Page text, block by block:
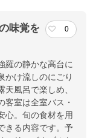
味覚を
0
羅の静かな高台に
かけ流しのにごり
風呂で楽しめ、
客室は全室バス・
心。旬の食材を用
きる内容です。予